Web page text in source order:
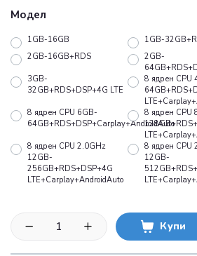
Модел
1GB-16GB
1GB-
2GB-16GB+RDS
2GB-
3GB-
32GB+RDS+DSP+4G LTE
8 ядрен CPU
8 ядрен CPU 6GB-
64GB+RDS+DSP+Carplay+AndroidAuto
8 ядрен CPU
8 ядрен CPU 2.0GHz
12GB-
256GB+RDS+DSP+4G
LTE+Carplay+AndroidAuto
8 ядрен CPU
12GB-
Купи